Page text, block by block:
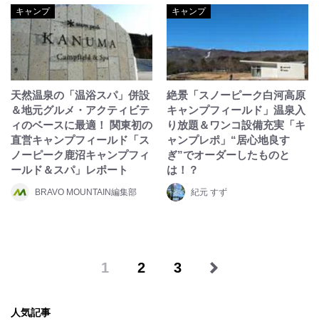
キャンプ
天然温泉の「温浴スパ」併設
＆地元グルメ・アクティビテ
ィのベースに最適！ 関東初の
直営キャンプフィールド「ス
ノーピーク鹿沼キャンプフィ
ールド＆スパ」レポート
BRAVO MOUNTAIN編集部
キャンプ
絶景「スノーピーク白河高原
キャンプフィールド」温泉入
り放題＆ワンコ設備充実「キ
ャンプレポ」“居心地良す
ぎ”でオーダーしたものと
は！？
紀元 すず
1 2 3
人気記事